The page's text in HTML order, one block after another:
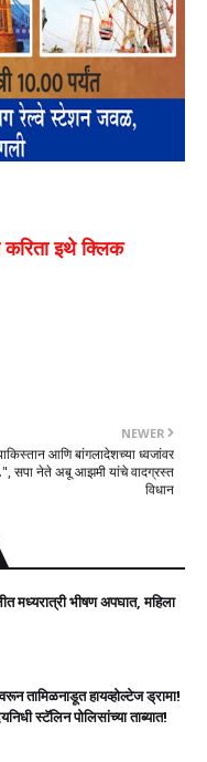
करिता इथे क्लिक
NEWER
आणि बांगलादेशच्या ध्वजांवर
सपा नेते अबू आझमी यांचे वादग्रस्त
विधान
मध्यरात्री भीषण अपघात, महिला
तामिळनाडूत हायव्होल्टेज ड्रामा!
स्टॅलिन पोलिसांच्या ताब्यात!